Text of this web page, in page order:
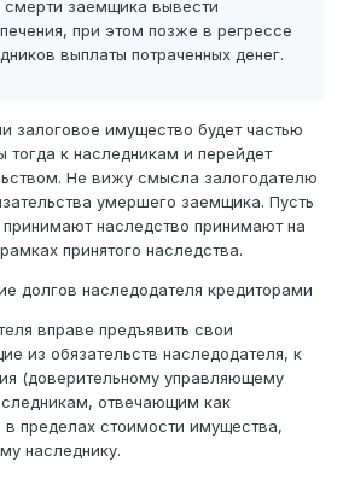
смерти заемщика вывести
при этом позже в регрессе
выплаты потраченных денег.
залоговое имущество будет частью
тогда к наследникам и перейдет
Не вижу смысла залогодателю
умершего заемщика. Пусть
наследство принимают на
принятого наследства.
долгов наследодателя кредиторами
вправе предъявить свои
из обязательств наследодателя, к
(доверительному управляющему
отвечающим как
пределах стоимости имущества,
наследнику.